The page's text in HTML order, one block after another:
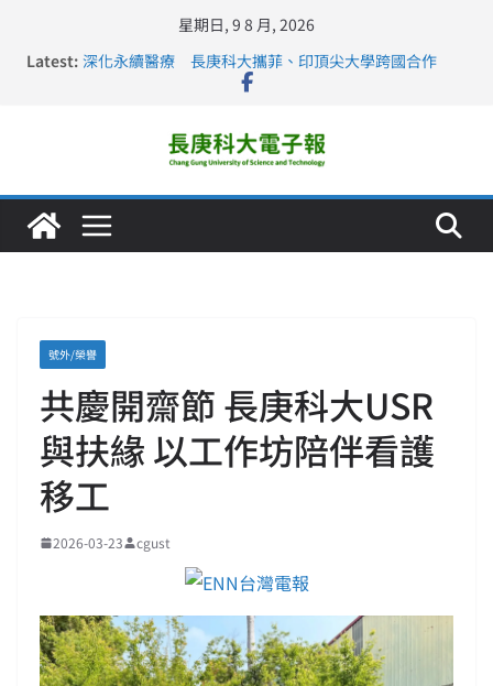
星期日, 9 8 月, 2026
Latest: 深化永續醫療 長庚科大攜菲、印頂尖大學跨國合作
長庚科大訪凱瑟醫療集團、美容學校收穫豐
仁德醫專與長庚科大締結策略聯盟 培育護理尖兵
長庚科大連四年穩居《遠見》醫學大學第5名 辦學實力再
號外/榮譽
共慶開齋節 長庚科大USR
與扶緣 以工作坊陪伴看護
移工
2026-03-23 cgust